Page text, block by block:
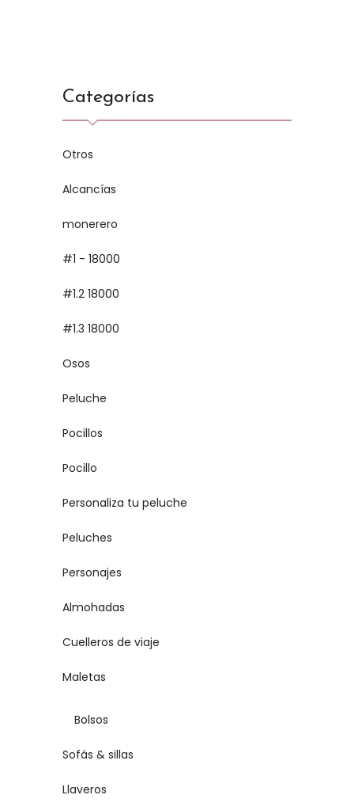
Categorías
Otros
Alcancías
monerero
#1 - 18000
#1.2 18000
#1.3 18000
Osos
Peluche
Pocillos
Pocillo
Personaliza tu peluche
Peluches
Personajes
Almohadas
Cuelleros de viaje
Maletas
Bolsos
Sofás & sillas
Llaveros